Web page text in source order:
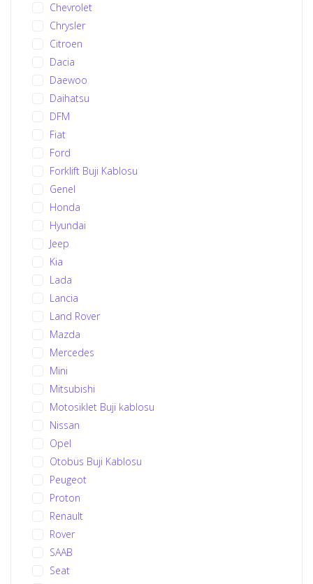
Chevrolet
Chrysler
Citroen
Dacia
Daewoo
Daihatsu
DFM
Fiat
Ford
Forklift Buji Kablosu
Genel
Honda
Hyundai
Jeep
Kia
Lada
Lancia
Land Rover
Mazda
Mercedes
Mini
Mitsubishi
Motosiklet Buji kablosu
Nissan
Opel
Otobüs Buji Kablosu
Peugeot
Proton
Renault
Rover
SAAB
Seat